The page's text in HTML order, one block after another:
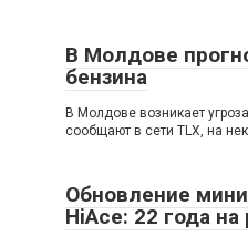
В Молдове
бензина
В Молдове возникает
сообщают в сети TLX, на
Обновление
HiAce: 22 года